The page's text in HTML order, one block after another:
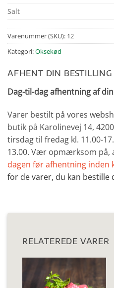
Salt
Varenummer (SKU): 12
Kategori:Oksekød
AFHENT DIN BESTILLING
Dag-til-dag afhentning af
Varer bestilt på vores
butik på Karolinevej 14,
tirsdag til fredag kl. 11.00-
13.00. Vær opmærksom på,
dagen før afhentning inden
for de varer, du kan bestille
RELATEREDE VARER